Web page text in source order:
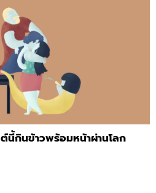
นี้กินข้าวพร้อมหน้าผ่านโลก